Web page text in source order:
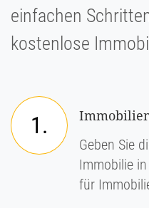
einfachen
kostenlose
1.
Geben Sie
Immobilie
für